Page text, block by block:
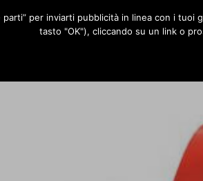
RUBRICHE DESIGN
per inviarti pubblicità in linea con i
tasto "OK"), cliccando su un link o